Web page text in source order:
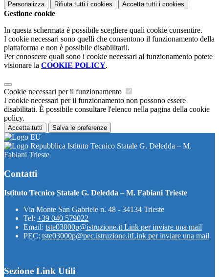
Personalizza Rifiuta tutti i cookies Accetta tutti i cookies
Gestione cookie
In questa schermata è possibile scegliere quali cookie consentire.
I cookie necessari sono quelli che consentono il funzionamento della
piattaforma e non è possibile disabilitarli.
Per conoscere quali sono i cookie necessari al funzionamento potete
visionare la COOKIE POLICY.
Cookie necessari per il funzionamento
I cookie necessari per il funzionamento non possono essere
disabilitati. È possibile consultare l'elenco nella pagina della cookie
policy.
Accetta tutti Salva le preferenze
Istituto Tecnico Statale G. Deledda – M.
Fabiani Trieste
Contatti
Istituto Tecnico Statale G. Deledda – M. Fabiani Trieste
Via Monte San Gabriele n. 48 - 34134 Trieste
Tel: +39 040 579022
Email: tste03000p@istruzione.it Link per inviare una mail
PEC: tste03000p@pec.istruzione.itLink per inviare una mail
Sezione Link Utili